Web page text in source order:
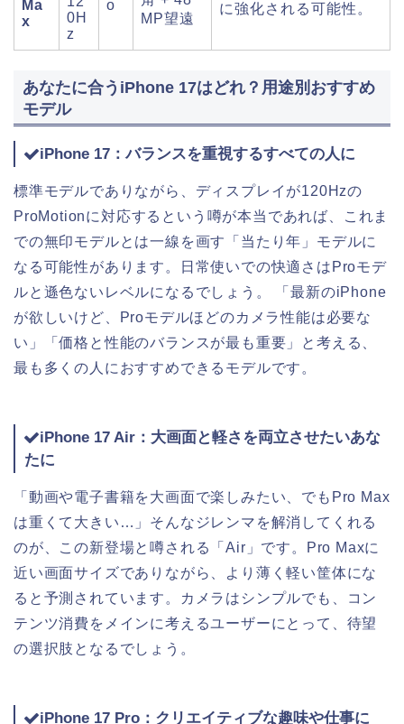
Ma
x
0H
z
o
MP望遠
に強化される可能性。
あなたに合うiPhone 17はどれ？用途別おすすめ
モデル
iPhone 17：バランスを重視するすべての人に
標準モデルでありながら、ディスプレイが120Hzの
ProMotionに対応するという噂が本当であれば、これま
での無印モデルとは一線を画す「当たり年」モデルに
なる可能性があります。日常使いでの快適さはProモデ
ルと遜色ないレベルになるでしょう。 「最新のiPhone
が欲しいけど、Proモデルほどのカメラ性能は必要な
い」「価格と性能のバランスが最も重要」と考える、
最も多くの人におすすめできるモデルです。
iPhone 17 Air：大画面と軽さを両立させたいあな
たに
「動画や電子書籍を大画面で楽しみたい、でもPro Max
は重くて大きい…」そんなジレンマを解消してくれる
のが、この新登場と噂される「Air」です。Pro Maxに
近い画面サイズでありながら、より薄く軽い筐体にな
ると予測されています。カメラはシンプルでも、コン
テンツ消費をメインに考えるユーザーにとって、待望
の選択肢となるでしょう。
iPhone 17 Pro：クリエイティブな趣味や仕事に